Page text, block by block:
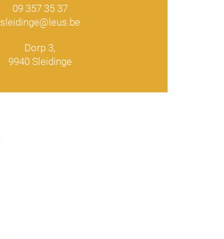
09 357 35 37
sleidinge@leus.be
Dorp 3,
9940 Sleidinge